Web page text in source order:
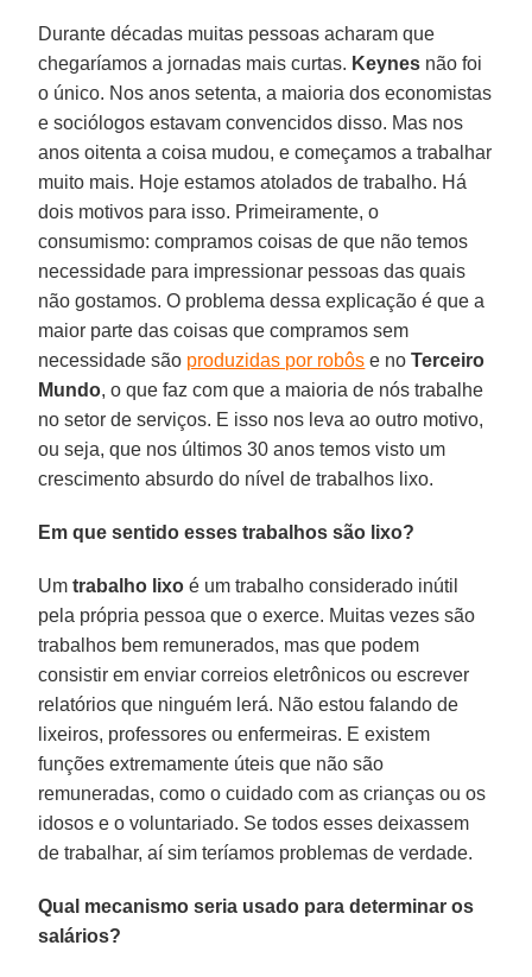
Durante décadas muitas pessoas acharam que
chegaríamos a jornadas mais curtas. Keynes não foi
o único. Nos anos setenta, a maioria dos economistas
e sociólogos estavam convencidos disso. Mas nos
anos oitenta a coisa mudou, e começamos a trabalhar
muito mais. Hoje estamos atolados de trabalho. Há
dois motivos para isso. Primeiramente, o
consumismo: compramos coisas de que não temos
necessidade para impressionar pessoas das quais
não gostamos. O problema dessa explicação é que a
maior parte das coisas que compramos sem
necessidade são produzidas por robôs e noTerceiro
Mundo, o que faz com que a maioria de nós trabalhe
no setor de serviços. E isso nos leva ao outro motivo,
ou seja, que nos últimos 30 anos temos visto um
crescimento absurdo do nível de trabalhos lixo.
Em que sentido esses trabalhos são lixo?
Um trabalho lixo é um trabalho considerado inútil
pela própria pessoa que o exerce. Muitas vezes são
trabalhos bem remunerados, mas que podem
consistir em enviar correios eletrônicos ou escrever
relatórios que ninguém lerá. Não estou falando de
lixeiros, professores ou enfermeiras. E existem
funções extremamente úteis que não são
remuneradas, como o cuidado com as crianças ou os
idosos e o voluntariado. Se todos esses deixassem
de trabalhar, aí sim teríamos problemas de verdade.
Qual mecanismo seria usado para determinar os
salários?